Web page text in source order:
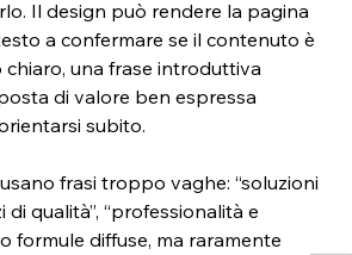
Il design può rendere la pagina
a confermare se il contenuto è
una frase introduttiva
di valore ben espressa
subito.
frasi troppo vaghe: “soluzioni
di qualità”, “professionalità e
formule diffuse, ma raramente